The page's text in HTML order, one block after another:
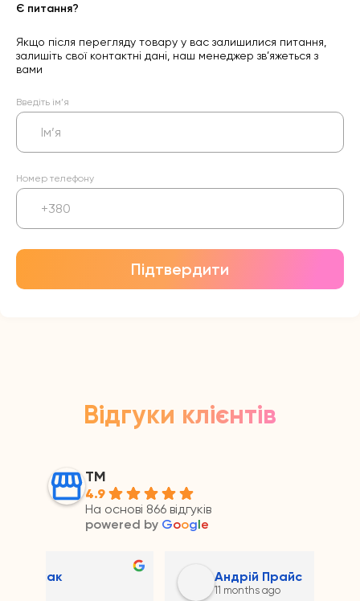
Є питання?
Якщо після перегляду товару у вас залишилися питання,
залишіть свої контактні дані, наш менеджер зв’яжеться з
вами
Введіть ім’я
Номер телефону
Підтвердити
Відгуки клієнтів
ТМ
4.9
На основі 866 відгуків
powered by Google
Андрій Прайс